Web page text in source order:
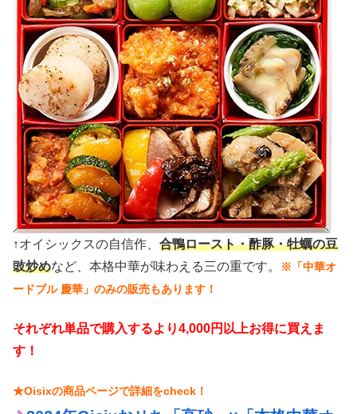
↑オイシックスの自信作、 合鴨ロースト・酢豚・牡蠣の豆
豉炒めなど、本格中華が味わえる三の重です。
※「中華オ
ードブル 慶華」のみの販売もあります！
それぞれ単品で購入するより4,000円以上お得に買えま
す！
★Oisixの商品ページで詳細をcheck！